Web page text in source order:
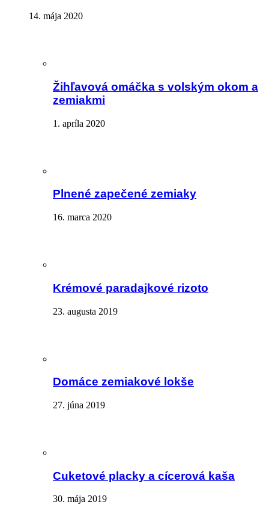
14. mája 2020
Žihľavová omáčka s volským okom a
zemiakmi
1. apríla 2020
Plnené zapečené zemiaky
16. marca 2020
Krémové paradajkové rizoto
23. augusta 2019
Domáce zemiakové lokše
27. júna 2019
Cuketové placky a cícerová kaša
30. mája 2019